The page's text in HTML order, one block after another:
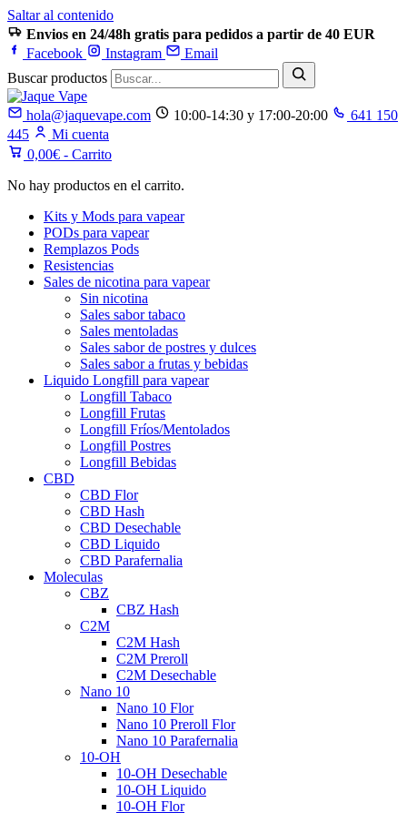
Saltar al contenido
Envios en 24/48h gratis para pedidos a partir de 40 EUR
Facebook
Instagram
Email
Buscar productos
hola@jaquevape.com 10:00-14:30 y 17:00-20:00
641 150
445
Mi cuenta
0,00€ - Carrito
No hay productos en el carrito.
Kits y Mods para vapear
PODs para vapear
Remplazos Pods
Resistencias
Sales de nicotina para vapear
Sin nicotina
Sales sabor tabaco
Sales mentoladas
Sales sabor de postres y dulces
Sales sabor a frutas y bebidas
Liquido Longfill para vapear
Longfill Tabaco
Longfill Frutas
Longfill Fríos/Mentolados
Longfill Postres
Longfill Bebidas
CBD
CBD Flor
CBD Hash
CBD Desechable
CBD Liquido
CBD Parafernalia
Moleculas
CBZ
CBZ Hash
C2M
C2M Hash
C2M Preroll
C2M Desechable
Nano 10
Nano 10 Flor
Nano 10 Preroll Flor
Nano 10 Parafernalia
10-OH
10-OH Desechable
10-OH Liquido
10-OH Flor